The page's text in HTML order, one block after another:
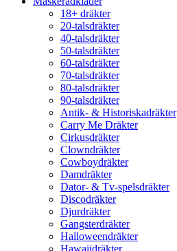
18+ dräkter
20-talsdräkter
40-talsdräkter
50-talsdräkter
60-talsdräkter
70-talsdräkter
80-talsdräkter
90-talsdräkter
Antik- & Historiskadräkter
Carry Me Dräkter
Cirkusdräkter
Clowndräkter
Cowboydräkter
Damdräkter
Dator- & Tv-spelsdräkter
Discodräkter
Djurdräkter
Gangsterdräkter
Halloweendräkter
Hawaiidräkter